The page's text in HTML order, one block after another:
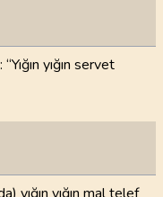
yığın servet
yığın yığın mal telef